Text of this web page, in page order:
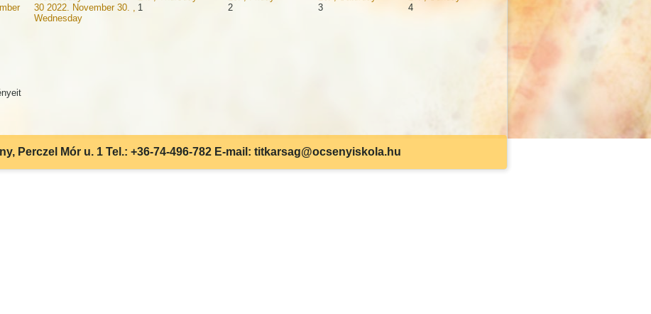
30 2022. November 30. ,
Wednesday
1 2 3
4
Perczel Mór u. 1 Tel.: +36-74-496-782 E-mail: titkarsag@ocsenyiskola.hu